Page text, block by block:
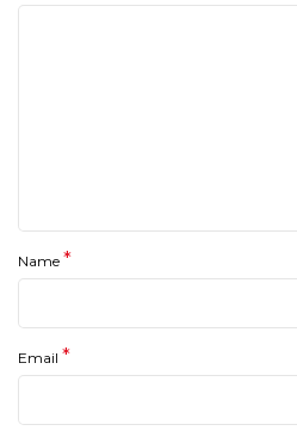
Name *
Email *